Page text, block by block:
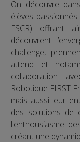
On découvre
élèves
ESCR) offrant
découvrent
challenge,
attend et
collaboration
Robotique FIRST
mais aussi leur
des solutions de
l'enthousiasme
créant une